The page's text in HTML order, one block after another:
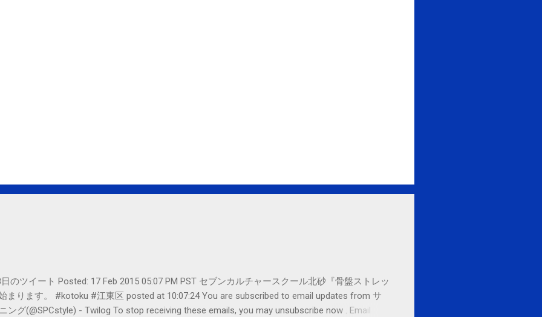
のツイート Posted: 17 Feb 2015 05:07 PM PST セブンカルチャースクール北砂『骨盤ストレッ
まります。 #kotoku #江東区 posted at 10:07:24 You are subscribed to email updates from サ
ング(@SPCstyle) - Twilog To stop receiving these emails, you may unsubscribe now . Email